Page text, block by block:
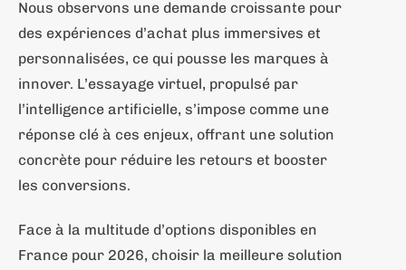
Nous observons une demande croissante pour
des expériences d’achat plus immersives et
personnalisées, ce qui pousse les marques à
innover. L’essayage virtuel, propulsé par
l’intelligence artificielle, s’impose comme une
réponse clé à ces enjeux, offrant une solution
concrète pour réduire les retours et booster
les conversions.
Face à la multitude d’options disponibles en
France pour 2026, choisir la meilleure solution